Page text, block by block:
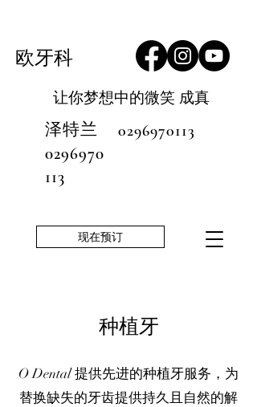
欧牙科
让你梦想中的微笑 成真
泽特兰
0296970
113
0296970113
现在预订
种植牙
O Dental 提供先进的种植牙服务，为
替换缺失的牙齿提供持久且自然的解